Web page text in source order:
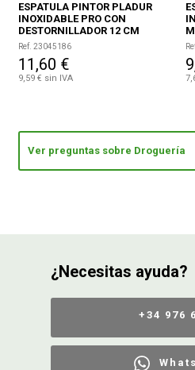
ESPATULA PINTOR PLADUR
INOXIDABLE PRO CON
DESTORNILLADOR 12 CM
Ref. 23045186
11,60 €
9,59 € sin IVA
Ver preguntas sobre Droguería
¿Necesitas ayuda?
+34 976